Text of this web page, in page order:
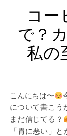
コー
で？
私の
こんにちは〜
について書こう
まだ信じてる？
「胃に悪い」